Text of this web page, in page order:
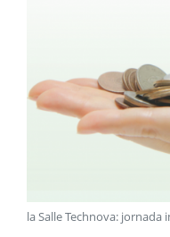
la Salle Technova: jornada